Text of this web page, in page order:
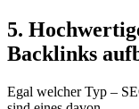
5.
Backlinks
Egal welcher Typ –